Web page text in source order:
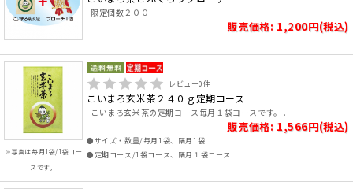
限定個数２００
販売価格: 1,200円(税込)
※写真は毎月1袋/1袋コー
スです。
レビュー0件
こいまろ玄米茶２４０ｇ定期コース
こいまろ玄米茶の定期コース毎月１袋コースです。 ..
販売価格: 1,566円(税込)
●サイズ・数量/毎月1袋、隔月1袋
●定期コース/1袋コース、隔月１袋コース